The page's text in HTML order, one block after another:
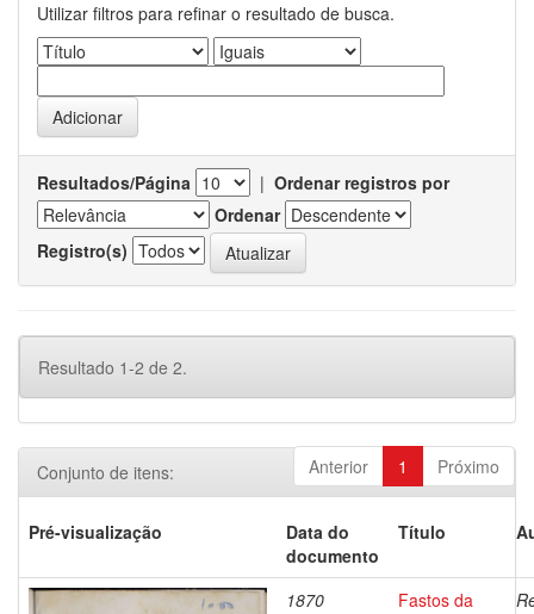
Utilizar filtros para refinar o resultado de busca.
Resultados/Página | Ordenar registros por
Ordenar
Registro(s)
Resultado 1-2 de 2.
Anterior 1 Próximo
Conjunto de itens:
Pré-visualização
Data do
documento
Título
1870
Fastos da